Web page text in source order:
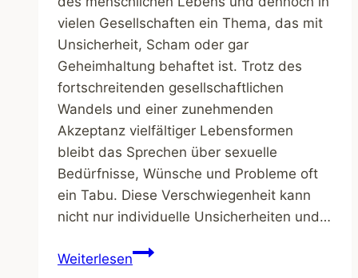
vielen Gesellschaften ein Thema, das mit
Unsicherheit, Scham oder gar
Geheimhaltung behaftet ist. Trotz des
fortschreitenden gesellschaftlichen
Wandels und einer zunehmenden
Akzeptanz vielfältiger Lebensformen
bleibt das Sprechen über sexuelle
Bedürfnisse, Wünsche und Probleme oft
ein Tabu. Diese Verschwiegenheit kann
nicht nur individuelle Unsicherheiten und…
WeiterlesenTabuthema